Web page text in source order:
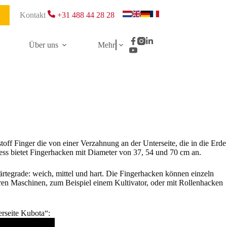
Kontakt +31 488 44 28 28
Über uns Mehr
Finger die von einer Verzahnung an der Unterseite, die in die Erde
bietet Fingerhacken mit Diameter von 37, 54 und 70 cm an.
weich, mittel und hart. Die Fingerhacken können einzeln
Maschinen, zum Beispiel einem Kultivator, oder mit Rollenhacken
Kubota“: